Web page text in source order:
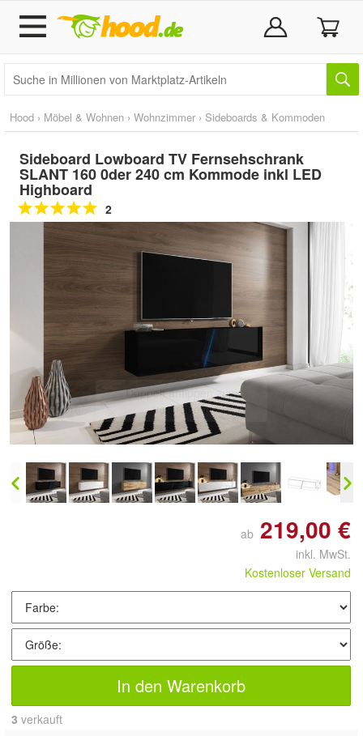
Hood › Möbel & Wohnen › Wohnzimmer › Sideboards & Kommoden
Sideboard Lowboard TV Fernsehschrank
SLANT 160 0der 240 cm Kommode inkl LED
Highboard
2
Doppelt antippen zum
vergrößern
ab 219,00 €
inkl. MwSt.
Kostenloser Versand
In den Warenkorb
3 verkauft